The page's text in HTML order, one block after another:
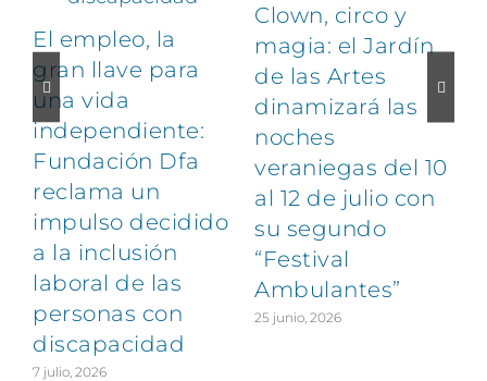
El empleo, la
gran llave para
una vida
independiente:
Fundación Dfa
reclama un
impulso decidido
a la inclusión
laboral de las
personas con
discapacidad
7 julio, 2026
Clown, circo y
magia: el Jardín
de las Artes
dinamizará las
noches
veraniegas del 10
al 12 de julio con
su segundo
“Festival
Ambulantes”
25 junio, 2026